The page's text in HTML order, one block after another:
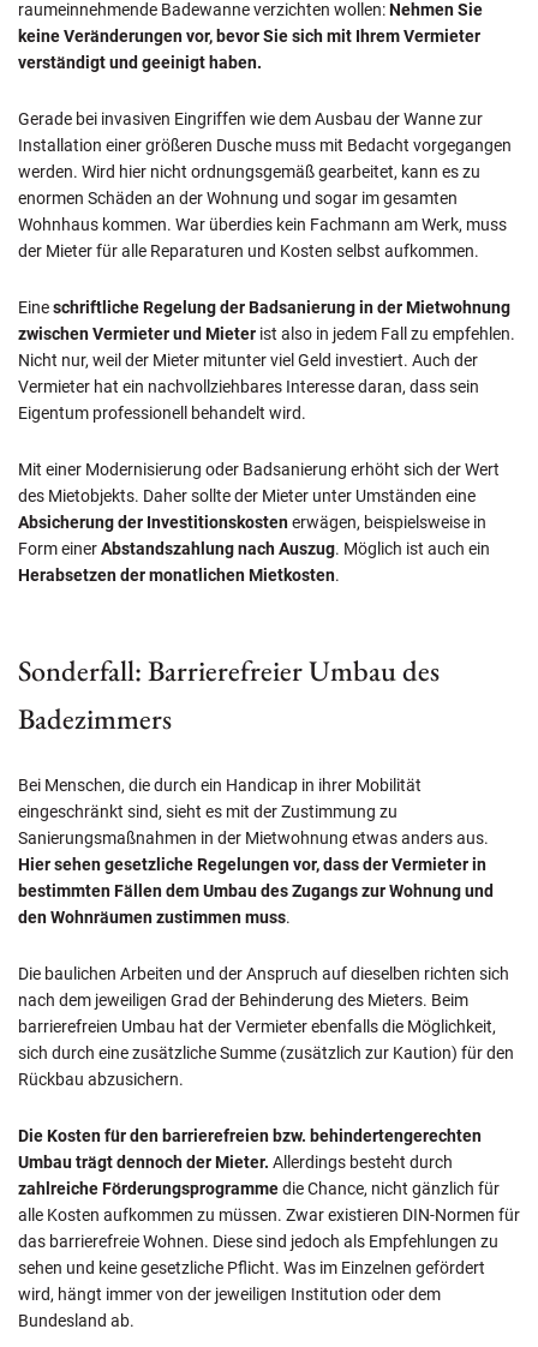
raumeinnehmende Badewanne verzichten wollen:Nehmen Sie
keine Veränderungen vor, bevor Sie sich mit Ihrem Vermieter
verständigt und geeinigt haben.
Gerade bei invasiven Eingriffen wie dem Ausbau der Wanne zur
Installation einer größeren Dusche muss mit Bedacht vorgegangen
werden. Wird hier nicht ordnungsgemäß gearbeitet, kann es zu
enormen Schäden an der Wohnung und sogar im gesamten
Wohnhaus kommen. War überdies kein Fachmann am Werk, muss
der Mieter für alle Reparaturen und Kosten selbst aufkommen.
Eineschriftliche Regelung der Badsanierung in der Mietwohnung
zwischen Vermieter und Mieter ist also in jedem Fall zu empfehlen.
Nicht nur, weil der Mieter mitunter viel Geld investiert. Auch der
Vermieter hat ein nachvollziehbares Interesse daran, dass sein
Eigentum professionell behandelt wird.
Mit einer Modernisierung oder Badsanierung erhöht sich der Wert
des Mietobjekts. Daher sollte der Mieter unter Umständen eine
Absicherung der Investitionskostenerwägen, beispielsweise in
Form einerAbstandszahlung nach Auszug. Möglich ist auch ein
Herabsetzen der monatlichen Mietkosten.
Sonderfall: Barrierefreier Umbau des
Badezimmers
Bei Menschen, die durch ein Handicap in ihrer Mobilität
eingeschränkt sind, sieht es mit der Zustimmung zu
Sanierungsmaßnahmen in der Mietwohnung etwas anders aus.
Hier sehen gesetzliche Regelungen vor, dass der Vermieter in
bestimmten Fällen dem Umbau des Zugangs zur Wohnung und
den Wohnräumen zustimmen muss.
Die baulichen Arbeiten und der Anspruch auf dieselben richten sich
nach dem jeweiligen Grad der Behinderung des Mieters. Beim
barrierefreien Umbau hat der Vermieter ebenfalls die Möglichkeit,
sich durch eine zusätzliche Summe (zusätzlich zur Kaution) für den
Rückbau abzusichern.
Die Kosten für den barrierefreien bzw. behindertengerechten
Umbau trägt dennoch der Mieter. Allerdings besteht durch
zahlreiche Förderungsprogrammedie Chance, nicht gänzlich für
alle Kosten aufkommen zu müssen. Zwar existieren DIN-Normen für
das barrierefreie Wohnen. Diese sind jedoch als Empfehlungen zu
sehen und keine gesetzliche Pflicht. Was im Einzelnen gefördert
wird, hängt immer von der jeweiligen Institution oder dem
Bundesland ab.